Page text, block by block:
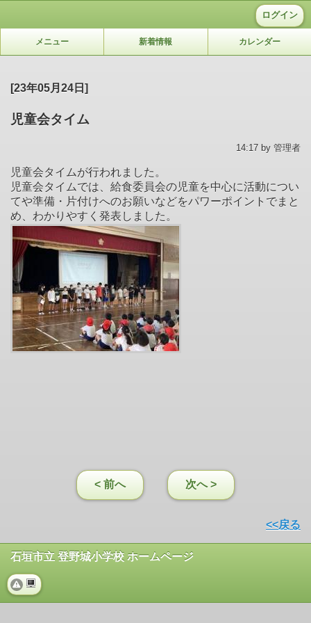
ログイン
メニュー 新着情報 カレンダー
[23年05月24日]
児童会タイム
14:17 by 管理者
児童会タイムが行われました。
児童会タイムでは、給食委員会の児童を中心に活動につい
てや準備・片付けへのお願いなどをパワーポイントでまと
め、わかりやすく発表しました。
< 前へ 次へ >
<<戻る
石垣市立 登野城小学校 ホームページ